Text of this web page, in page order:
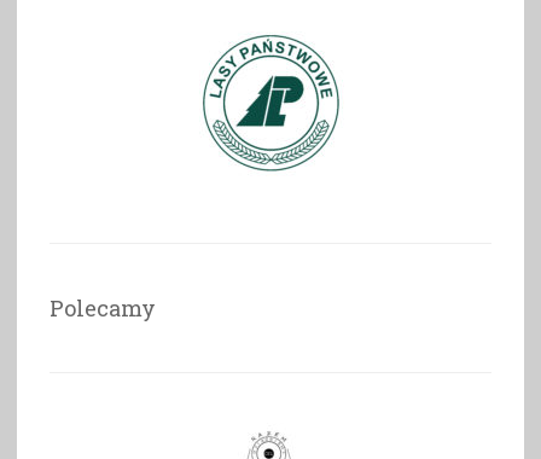
Polecamy